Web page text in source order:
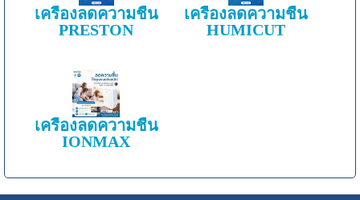
เครื่องลดความชื้น
PRESTON
เครื่องลดความชื้น
HUMICUT
เครื่องลดความชื้น
IONMAX